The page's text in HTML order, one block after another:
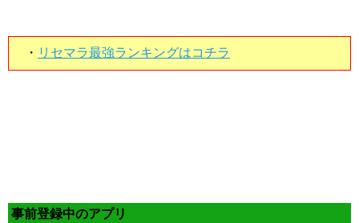
・ リセマラ最強ランキングはコチラ
事前登録中のアプリ